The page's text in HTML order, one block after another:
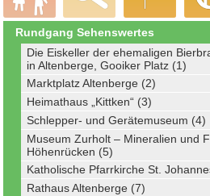
Rundgang Sehenswertes
Die Eiskeller der ehemaligen
in Altenberge, Gooiker Platz (1)
Marktplatz Altenberge (2)
Heimathaus „Kittken“ (3)
Schlepper- und Gerätemuseum (4)
Museum Zurholt – Mineralien und
Höhenrücken (5)
Katholische Pfarrkirche St.
Rathaus Altenberge (7)